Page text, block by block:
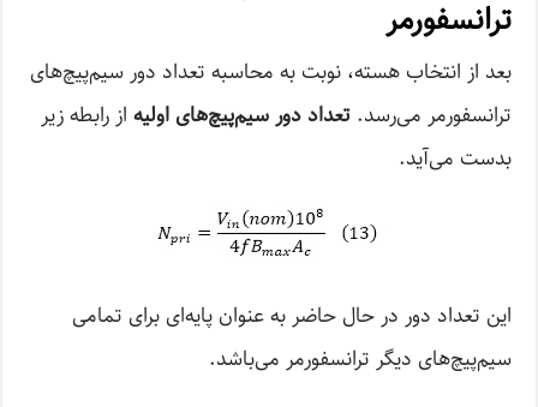
ترانسفورمر
بعد از انتخاب هسته، نوبت به محاسبه تعداد دور سیم‌پیچ‌های
ترانسفورمر می‌رسد.تعداد دور سیم‌پیچ‌های اولیه از رابطه زیر
بدست می‌آید.
این تعداد دور در حال حاضر به عنوان پایه‌ای برای تمامی
سیم‌پیچ‌های دیگر ترانسفورمر می‌باشد.